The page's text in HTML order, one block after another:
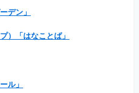
デン」
）「はなことば」
ル」